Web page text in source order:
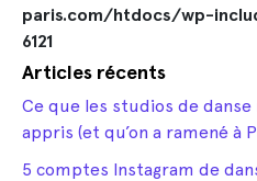
paris.com/htdocs/wp-
6121
Articles récents
Ce que les studios de
appris (et qu’on a ramené à
5 comptes Instagram de